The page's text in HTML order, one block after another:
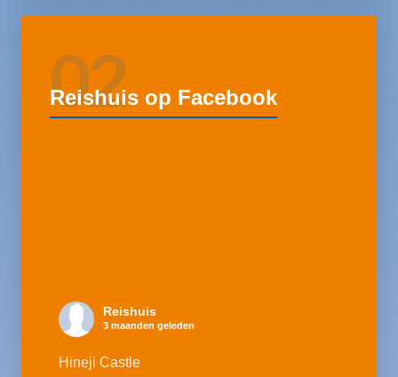
02
Reishuis op Facebook
Reishuis
3 maanden geleden
Hineji Castle